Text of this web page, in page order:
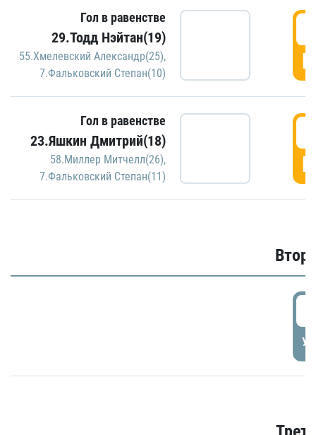
Гол в равенстве
29.Тодд Нэйтан(19)
55.Хмелевский Александр(25),
7.Фальковский Степан(10)
Гол в равенстве
23.Яшкин Дмитрий(18)
58.Миллер Митчелл(26),
7.Фальковский Степан(11)